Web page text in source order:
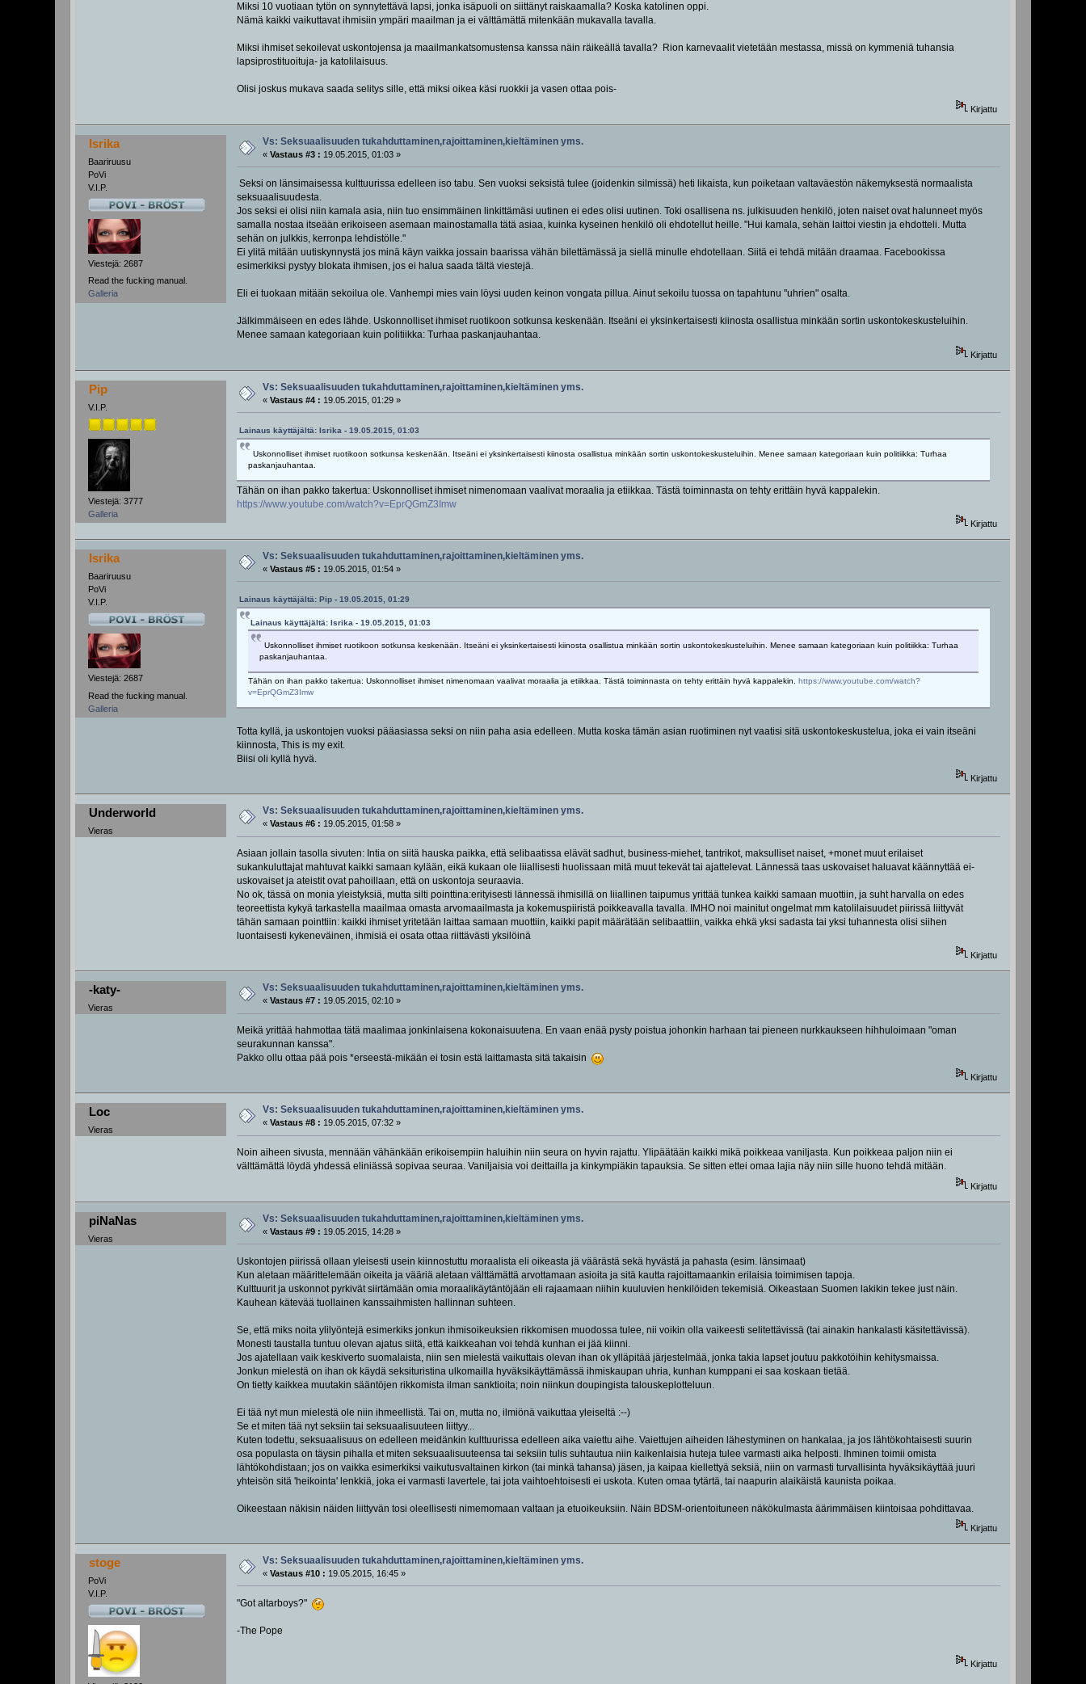
Miksi 10 vuotiaan tytön on synnytettävä lapsi, jonka isäpuoli on siittänyt raiskaamalla? Koska katolinen oppi.
Nämä kaikki vaikuttavat ihmisiin ympäri maailman ja ei välttämättä mitenkään mukavalla tavalla.
Miksi ihmiset sekoilevat uskontojensa ja maailmankatsomustensa kanssa näin räikeällä tavalla? Rion karnevaalit vietetään mestassa, missä on kymmeniä tuhansia
lapsiprostituoituja- ja katolilaisuus.
Olisi joskus mukava saada selitys sille, että miksi oikea käsi ruokkii ja vasen ottaa pois-
Kirjattu
Isrika
Baariruusu
PoVi
V.I.P.
Viestejä: 2687
Read the fucking manual.
Galleria
Vs: Seksuaalisuuden tukahduttaminen,rajoittaminen,kieltäminen yms.
«Vastaus #3 : 19.05.2015, 01:03 »
Seksi on länsimaisessa kulttuurissa edelleen iso tabu. Sen vuoksi seksistä tulee (joidenkin silmissä) heti likaista, kun poiketaan valtaväestön näkemyksestä normaalista
seksuaalisuudesta.
Jos seksi ei olisi niin kamala asia, niin tuo ensimmäinen linkittämäsi uutinen ei edes olisi uutinen. Toki osallisena ns. julkisuuden henkilö, joten naiset ovat halunneet myös
samalla nostaa itseään erikoiseen asemaan mainostamalla tätä asiaa, kuinka kyseinen henkilö oli ehdotellut heille. "Hui kamala, sehän laittoi viestin ja ehdotteli. Mutta
sehän on julkkis, kerronpa lehdistölle."
Ei ylitä mitään uutiskynnystä jos minä käyn vaikka jossain baarissa vähän bilettämässä ja siellä minulle ehdotellaan. Siitä ei tehdä mitään draamaa. Facebookissa
esimerkiksi pystyy blokata ihmisen, jos ei halua saada tältä viestejä.
Eli ei tuokaan mitään sekoilua ole. Vanhempi mies vain löysi uuden keinon vongata pillua. Ainut sekoilu tuossa on tapahtunu "uhrien" osalta.
Jälkimmäiseen en edes lähde. Uskonnolliset ihmiset ruotikoon sotkunsa keskenään. Itseäni ei yksinkertaisesti kiinosta osallistua minkään sortin uskontokeskusteluihin.
Menee samaan kategoriaan kuin politiikka: Turhaa paskanjauhantaa.
Kirjattu
Pip
V.I.P.
Viestejä: 3777
Galleria
Vs: Seksuaalisuuden tukahduttaminen,rajoittaminen,kieltäminen yms.
«Vastaus #4 : 19.05.2015, 01:29 »
Lainaus käyttäjältä: Isrika - 19.05.2015, 01:03
Uskonnolliset ihmiset ruotikoon sotkunsa keskenään. Itseäni ei yksinkertaisesti kiinosta osallistua minkään sortin uskontokeskusteluihin. Menee samaan kategoriaan kuin politiikka: Turhaa
paskanjauhantaa.
Tähän on ihan pakko takertua: Uskonnolliset ihmiset nimenomaan vaalivat moraalia ja etiikkaa. Tästä toiminnasta on tehty erittäin hyvä kappalekin.
https://www.youtube.com/watch?v=EprQGmZ3Imw
Kirjattu
Isrika
Baariruusu
PoVi
V.I.P.
Viestejä: 2687
Read the fucking manual.
Galleria
Vs: Seksuaalisuuden tukahduttaminen,rajoittaminen,kieltäminen yms.
«Vastaus #5 : 19.05.2015, 01:54 »
Lainaus käyttäjältä: Pip - 19.05.2015, 01:29
Lainaus käyttäjältä: Isrika - 19.05.2015, 01:03
Uskonnolliset ihmiset ruotikoon sotkunsa keskenään. Itseäni ei yksinkertaisesti kiinosta osallistua minkään sortin uskontokeskusteluihin. Menee samaan kategoriaan kuin politiikka: Turhaa
paskanjauhantaa.
Tähän on ihan pakko takertua: Uskonnolliset ihmiset nimenomaan vaalivat moraalia ja etiikkaa. Tästä toiminnasta on tehty erittäin hyvä kappalekin. https://www.youtube.com/watch?
v=EprQGmZ3Imw
Totta kyllä, ja uskontojen vuoksi pääasiassa seksi on niin paha asia edelleen. Mutta koska tämän asian ruotiminen nyt vaatisi sitä uskontokeskustelua, joka ei vain itseäni
kiinnosta, This is my exit.
Biisi oli kyllä hyvä.
Kirjattu
Underworld
Vieras
Vs: Seksuaalisuuden tukahduttaminen,rajoittaminen,kieltäminen yms.
«Vastaus #6 : 19.05.2015, 01:58 »
Asiaan jollain tasolla sivuten: Intia on siitä hauska paikka, että selibaatissa elävät sadhut, business-miehet, tantrikot, maksulliset naiset, +monet muut erilaiset
sukankuluttajat mahtuvat kaikki samaan kylään, eikä kukaan ole liiallisesti huolissaan mitä muut tekevät tai ajattelevat. Lännessä taas uskovaiset haluavat käännyttää ei-
uskovaiset ja ateistit ovat pahoillaan, että on uskontoja seuraavia.
No ok, tässä on monia yleistyksiä, mutta silti pointtina:erityisesti lännessä ihmisillä on liiallinen taipumus yrittää tunkea kaikki samaan muottiin, ja suht harvalla on edes
teoreettista kykyä tarkastella maailmaa omasta arvomaailmasta ja kokemuspiiristä poikkeavalla tavalla. IMHO noi mainitut ongelmat mm katolilaisuudet piirissä liittyvät
tähän samaan pointtiin: kaikki ihmiset yritetään laittaa samaan muottiin, kaikki papit määrätään selibaattiin, vaikka ehkä yksi sadasta tai yksi tuhannesta olisi siihen
luontaisesti kykeneväinen, ihmisiä ei osata ottaa riittävästi yksilöinä
Kirjattu
-katy-
Vieras
Vs: Seksuaalisuuden tukahduttaminen,rajoittaminen,kieltäminen yms.
«Vastaus #7 : 19.05.2015, 02:10 »
Meikä yrittää hahmottaa tätä maalimaa jonkinlaisena kokonaisuutena. En vaan enää pysty poistua johonkin harhaan tai pieneen nurkkaukseen hihhuloimaan "oman
seurakunnan kanssa".
Pakko ollu ottaa pää pois *erseestä-mikään ei tosin estä laittamasta sitä takaisin
Kirjattu
Loc
Vieras
Vs: Seksuaalisuuden tukahduttaminen,rajoittaminen,kieltäminen yms.
«Vastaus #8 : 19.05.2015, 07:32 »
Noin aiheen sivusta, mennään vähänkään erikoisempiin haluihin niin seura on hyvin rajattu. Ylipäätään kaikki mikä poikkeaa vaniljasta. Kun poikkeaa paljon niin ei
välttämättä löydä yhdessä eliniässä sopivaa seuraa. Vaniljaisia voi deittailla ja kinkympiäkin tapauksia. Se sitten ettei omaa lajia näy niin sille huono tehdä mitään.
Kirjattu
piNaNas
Vieras
Vs: Seksuaalisuuden tukahduttaminen,rajoittaminen,kieltäminen yms.
«Vastaus #9 : 19.05.2015, 14:28 »
Uskontojen piirissä ollaan yleisesti usein kiinnostuttu moraalista eli oikeasta jä väärästä sekä hyvästä ja pahasta (esim. länsimaat)
Kun aletaan määrittelemään oikeita ja vääriä aletaan välttämättä arvottamaan asioita ja sitä kautta rajoittamaankin erilaisia toimimisen tapoja.
Kulttuurit ja uskonnot pyrkivät siirtämään omia moraalikäytäntöjään eli rajaamaan niihin kuuluvien henkilöiden tekemisiä. Oikeastaan Suomen lakikin tekee just näin.
Kauhean kätevää tuollainen kanssaihmisten hallinnan suhteen.
Se, että miks noita ylilyöntejä esimerkiks jonkun ihmisoikeuksien rikkomisen muodossa tulee, nii voikin olla vaikeesti selitettävissä (tai ainakin hankalasti käsitettävissä).
Monesti taustalla tuntuu olevan ajatus siitä, että kaikkeahan voi tehdä kunhan ei jää kiinni.
Jos ajatellaan vaik keskiverto suomalaista, niin sen mielestä vaikuttais olevan ihan ok ylläpitää järjestelmää, jonka takia lapset joutuu pakkotöihin kehitysmaissa.
Jonkun mielestä on ihan ok käydä seksituristina ulkomailla hyväksikäyttämässä ihmiskaupan uhria, kunhan kumppani ei saa koskaan tietää.
On tietty kaikkea muutakin sääntöjen rikkomista ilman sanktioita; noin niinkun doupingista talouskeplotteluun.
Ei tää nyt mun mielestä ole niin ihmeellistä. Tai on, mutta no, ilmiönä vaikuttaa yleiseltä :--)
Se et miten tää nyt seksiin tai seksuaalisuuteen liittyy...
Kuten todettu, seksuaalisuus on edelleen meidänkin kulttuurissa edelleen aika vaiettu aihe. Vaiettujen aiheiden lähestyminen on hankalaa, ja jos lähtökohtaisesti suurin
osa populasta on täysin pihalla et miten seksuaalisuuteensa tai seksiin tulis suhtautua niin kaikenlaisia huteja tulee varmasti aika helposti. Ihminen toimii omista
lähtökohdistaan; jos on vaikka esimerkiksi vaikutusvaltainen kirkon (tai minkä tahansa) jäsen, ja kaipaa kiellettyä seksiä, niin on varmasti turvallisinta hyväksikäyttää juuri
yhteisön sitä 'heikointa' lenkkiä, joka ei varmasti lavertele, tai jota vaihtoehtoisesti ei uskota. Kuten omaa tytärtä, tai naapurin alaikäistä kaunista poikaa.
Oikeestaan näkisin näiden liittyvän tosi oleellisesti nimemomaan valtaan ja etuoikeuksiin. Näin BDSM-orientoituneen näkökulmasta äärimmäisen kiintoisaa pohdittavaa.
Kirjattu
stoge
PoVi
V.I.P.
Vs: Seksuaalisuuden tukahduttaminen,rajoittaminen,kieltäminen yms.
«Vastaus #10 : 19.05.2015, 16:45 »
"Got altarboys?"
-The Pope
Kirjattu